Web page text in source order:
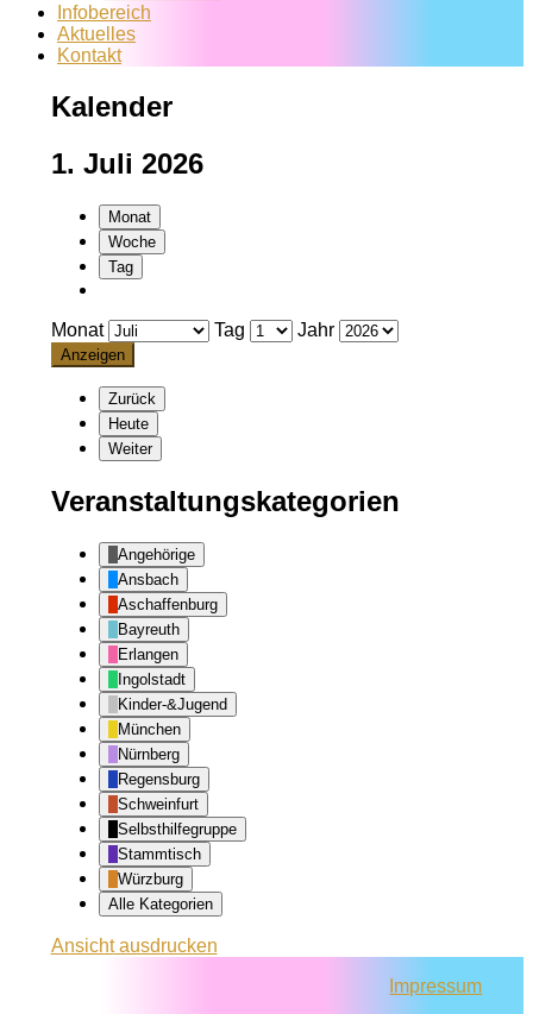
Infobereich
Aktuelles
Kontakt
Kalender
1. Juli 2026
Monat
Woche
Tag
Monat Tag Jahr
Zurück
Heute
Weiter
Veranstaltungskategorien
Angehörige
Ansbach
Aschaffenburg
Bayreuth
Erlangen
Ingolstadt
Kinder-&Jugend
München
Nürnberg
Regensburg
Schweinfurt
Selbsthilfegruppe
Stammtisch
Würzburg
Alle Kategorien
Ansichtausdrucken
Impressum